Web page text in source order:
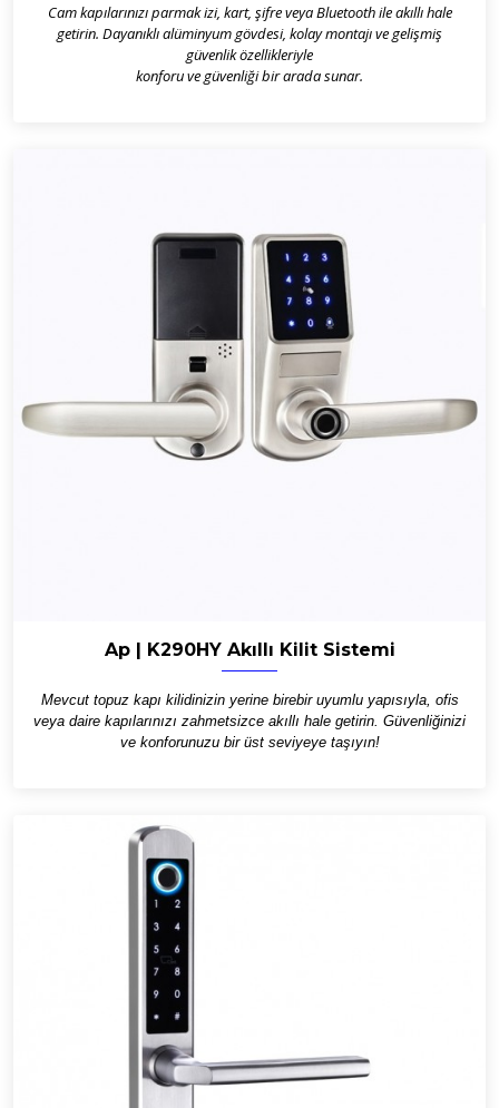
Cam kapılarınızı parmak izi, kart, şifre veya Bluetooth ile akıllı hale
getirin. Dayanıklı alüminyum gövdesi, kolay montajı ve gelişmiş
güvenlik özellikleriyle
konforu ve güvenliği bir arada sunar.
Ap | K290HY Akıllı Kilit Sistemi
Mevcut topuz kapı kilidinizin yerine birebir uyumlu yapısıyla, ofis
veya daire kapılarınızı zahmetsizce akıllı hale getirin. Güvenliğinizi
ve konforunuzu bir üst seviyeye taşıyın!